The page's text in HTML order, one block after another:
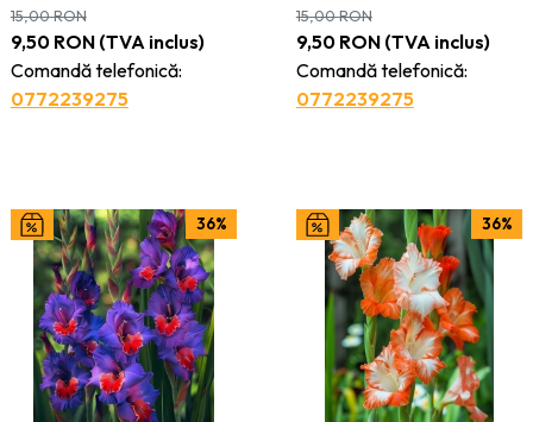
9,50 RON(TVA inclus)
Comandă telefonică:
0772239275
15,00RON
9,50 RON(TVA inclus)
Comandă telefonică:
0772239275
15,00RON
36% 36%